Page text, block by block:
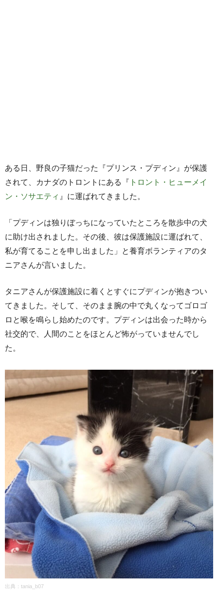
ある日、野良の子猫だった『プリンス・プディン』が保護
されて、カナダのトロントにある『 トロント・ヒューメイ
ン・ソサエティ 』に運ばれてきました。
「プディンは独りぼっちになっていたところを散歩中の犬
に助け出されました。その後、彼は保護施設に運ばれて、
私が育てることを申し出ました」と養育ボランティアのタ
ニアさんが言いました。
タニアさんが保護施設に着くとすぐにプディンが抱きつい
てきました。そして、そのまま腕の中で丸くなってゴロゴ
ロと喉を鳴らし始めたのです。プディンは出会った時から
社交的で、人間のことをほとんど怖がっていませんでし
た。
出典： tania_b07